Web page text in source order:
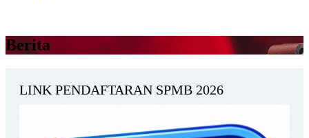
Berita
LINK PENDAFTARAN SPMB 2026